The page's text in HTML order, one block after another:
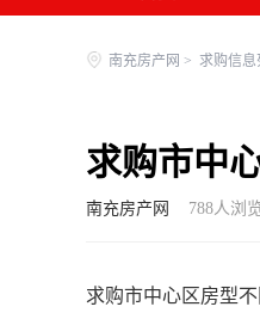
南充房产网 > 求购信息
求购市中
南充房产网 788人浏
求购市中心区房型